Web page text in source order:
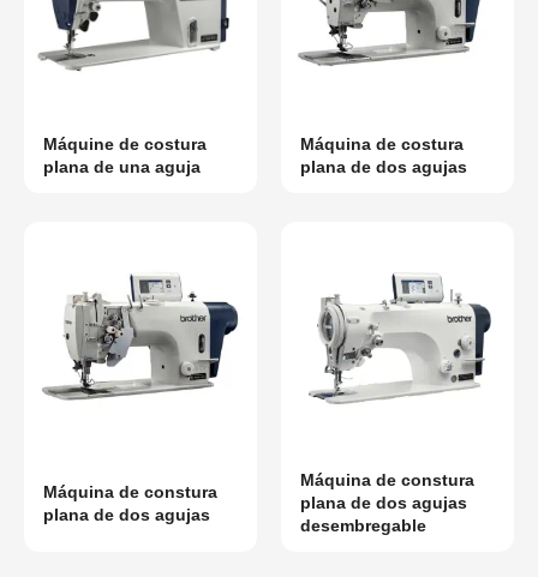
Máquine de costura
plana de una aguja
Máquina de costura
plana de dos agujas
Máquina de constura
plana de dos agujas
Máquina de constura
plana de dos agujas
desembregable